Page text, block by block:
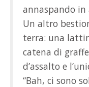
annaspando in
Un altro
terra: una
catena di
d’assalto e
“Bah, ci sono